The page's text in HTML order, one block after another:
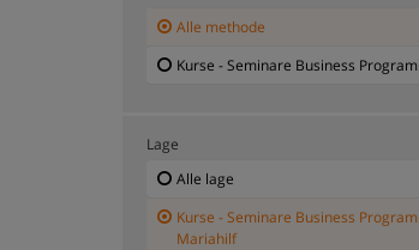
Alle methode
Kurse - Seminare Business
Lage
Alle lage
Kurse - Seminare Business
Mariahilf